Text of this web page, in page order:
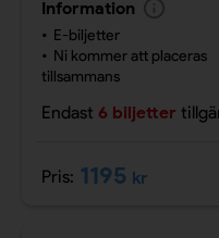
Information
E-biljetter
Ni kommer att placeras
tillsammans
Endast 6 biljetter
Pris: 1195 kr